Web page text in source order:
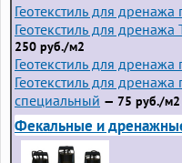
Геотекстиль для дренажа
Геотекстиль для
250 руб./м2
Геотекстиль для дренажа
Геотекстиль для дренажа
специальный — 75 руб./м2
Фекальные и